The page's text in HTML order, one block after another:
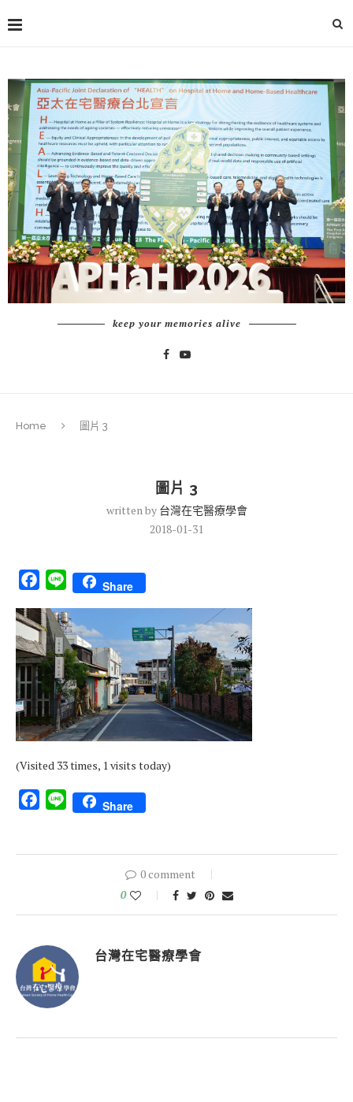
keep your memories alive
Home 圖片 3
圖片 3
written by 台灣在宅醫療學會
2018-01-31
Facebook
Line Share
(Visited 33 times, 1 visits today)
Facebook
Line Share
0 comment
0
台灣在宅醫療學會